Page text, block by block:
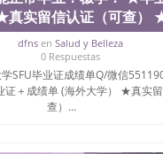
65个硕士学科，并有来
读。其有名的科系如计算
管理学，艺术设计，和航
；而各种大学部和研究所
同国家的专业人士前来研
1、收集客户办理信息；
公司确认到账转制作点做电
真实留信认证（可查）
dfnsen Salud y Belleza
0 Respuestas
SFU毕业证成绩单Q/微信
＋成绩单 (海外大学） ★真实
查）...